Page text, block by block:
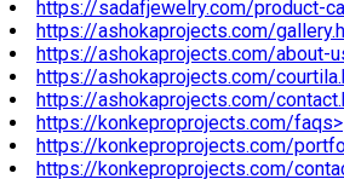
https://sadafjewelry.com/product-
https://ashokaprojects.com/
https://ashokaprojects.com/about-
https://ashokaprojects.com/
https://ashokaprojects.com/
https://konkeproprojects.com/faqs>
https://konkeproprojects.com/
https://konkeproprojects.com/